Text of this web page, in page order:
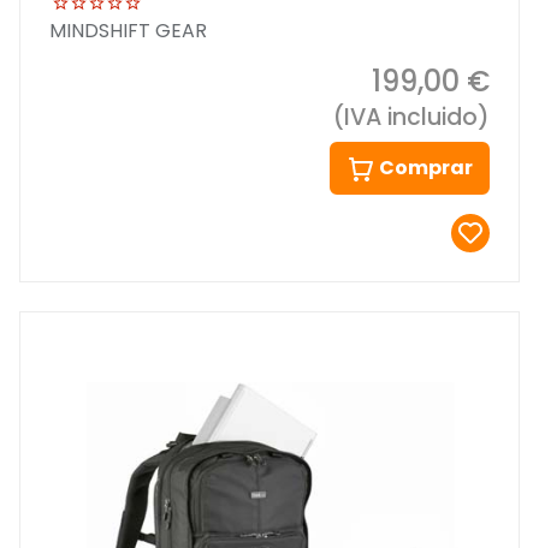
MINDSHIFT GEAR
199,00 €
(IVA incluido)
Comprar